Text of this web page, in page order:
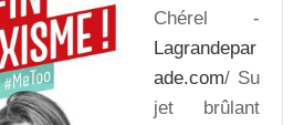
Chérel -
Lagrandepar
ade.com/ Su
jet brûlant